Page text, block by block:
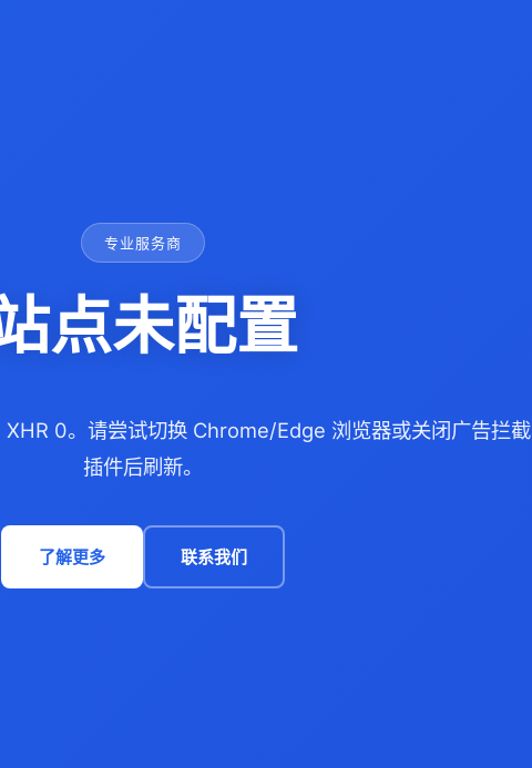
专业服务商
点未配置
0。请尝试切换 Chrome/Edge 浏览器或关闭广告拦截
插件后刷新。
了解更多 联系我们